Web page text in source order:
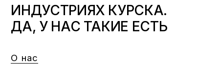
ИНДУСТРИЯХ КУРСКА.
ДА, У НАС ТАКИЕ ЕСТЬ
О нас